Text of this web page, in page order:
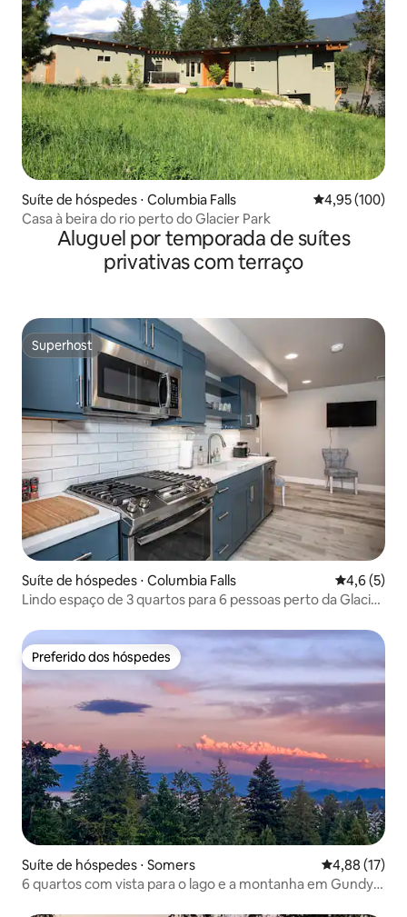
Suíte de hóspedes ⋅ Columbia Falls 4,95 de uma
4,95 (100)
Casa à beira do rio perto do Glacier Park
Aluguel por temporada de suítes
privativas com terraço
Superhost
Superhost
Suíte de hóspedes ⋅ Columbia Falls 4,6 de
4,6 (5)
Lindo espaço de 3 quartos para 6 pessoas perto da Glacier
Preferido dos hóspedes
Preferido dos hóspedes
Suíte de hóspedes ⋅ Somers 4,88 de uma
4,88 (17)
6 quartos com vista para o lago e a montanha em Gundy's